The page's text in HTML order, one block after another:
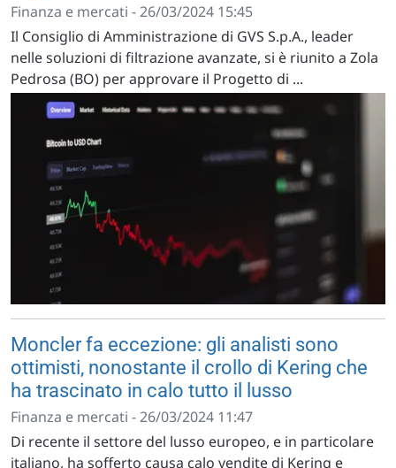
Finanza e mercati - 26/03/2024 15:45
Il Consiglio di Amministrazione di GVS S.p.A., leader
nelle soluzioni di filtrazione avanzate, si è riunito a Zola
Pedrosa (BO) per approvare il Progetto di ...
Moncler fa eccezione: gli analisti sono
ottimisti, nonostante il crollo di Kering che
ha trascinato in calo tutto il lusso
Finanza e mercati - 26/03/2024 11:47
Di recente il settore del lusso europeo, e in particolare
italiano, ha sofferto causa calo vendite di Kering e